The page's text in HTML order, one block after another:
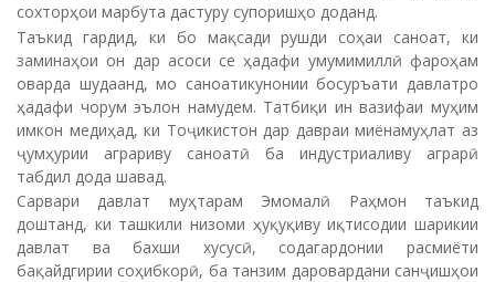
сохторҳои марбута дастуру супоришҳо доданд.
Таъкид гардид, ки бо мақсади рушди соҳаи саноат, ки
заминаҳои он дар асоси се ҳадафи умумимиллӣ фароҳам
оварда шудаанд, мо саноатикунонии босуръати давлатро
ҳадафи чорум эълон намудем. Татбиқи ин вазифаи муҳим
имкон медиҳад, ки Тоҷикистон дар давраи миёнамуҳлат аз
ҷумҳурии аграриву саноатӣ ба индустриаливу аграрӣ
табдил дода шавад.
Сарвари давлат муҳтарам Эмомалӣ Раҳмон таъкид
доштанд, ки ташкили низоми ҳуқуқиву иқтисодии шарикии
давлат ва бахши хусусӣ, содагардонии расмиёти
бақайдгирии соҳибкорӣ, ба танзим даровардани санҷишҳои